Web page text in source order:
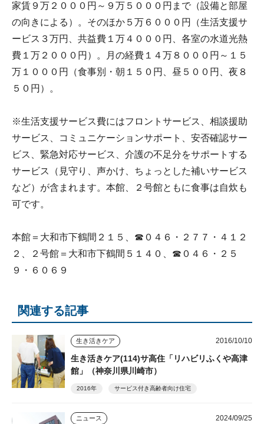
家賃９万２０００円～９万５０００円まで（設備と部屋
の向きによる）。そのほか５万６０００円（生活支援サ
ービス３万円、共益費１万４０００円、各室の水道光熱
費１万２０００円）。月の経費１４万８０００円～１５
万１０００円（食事別・朝１５０円、昼５００円、夜８
５０円）。
※生活支援サービス費にはフロントサービス、相談援助
サービス、コミュニケーションサポート、安否確認サー
ビス、緊急対応サービス、介護の不足分をサポートする
サービス（見守り、声かけ、ちょっとした補いサービス
など）が含まれます。本館、２号館ともに食事は自炊も
可です。
本館＝大和市下鶴間２１５、☎０４６・２７７・４１２
２、２号館＝大和市下鶴間５１４０、☎０４６・２５
９・６０６９
関連する記事
生き活きケア 2016/10/10
生き活きケア(114)サ高住「リハビリふくや高津
館」（神奈川県川崎市）
2016年 サービス付き高齢者向け住宅
ニュース 2024/09/25